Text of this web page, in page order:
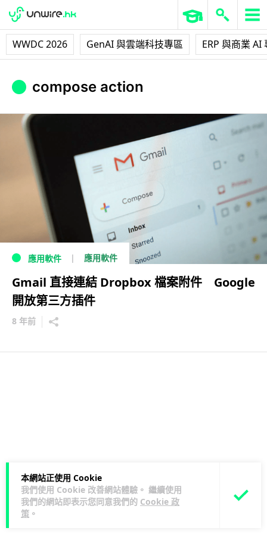
WWDC 2026 GenAI 與雲端科技專區 ERP 與商業 AI
本網站正使用 Cookie
我們使用 Cookie 改善網站體驗。 繼續使用
我們的網站即表示您同意我們的 Cookie 政
策 。
compose action
應用軟件 應用軟件
Gmail 直接連結 Dropbox 檔案附件 Google
開放第三方插件
8 年前